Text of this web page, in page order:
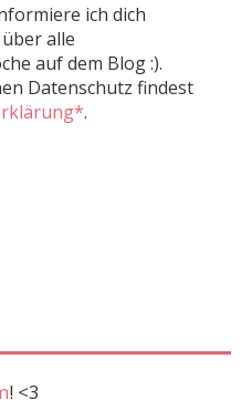
ich dich
alle
auf dem Blog :).
Datenschutz findest
.
! <3